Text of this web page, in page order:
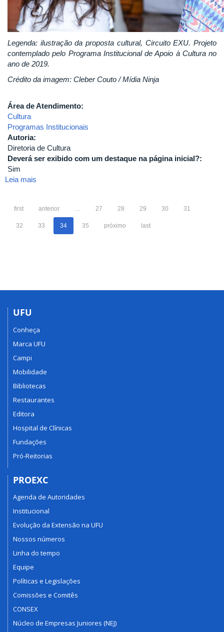
Legenda: ilustração da proposta cultural, Circuito EXU. Projeto
contemplado pelo Programa Institucional de Apoio à Cultura no
ano de 2019.
Crédito da imagem: Cleber Couto / Mídia Ninja
Área de Atendimento:
Cultura
Programas Institucionais
Autoria:
Diretoria de Cultura
Deverá ser exibido com um destaque na página inicial?:
Sim
Leia mais
1ª
etapa
first anterior … 27 28 29 30 31
32 33 34 35 próximo last
UFU
Conheça
Marca UFU
Campi
Mobilidade
Bibliotecas
Restaurantes
Editora
Hospital de Clínicas
Fundações
Pró-Reitorias
PROEXC
Agenda de Autoridades
Institucional
Evolução da Extensão na UFU
Nossos números
Linha do tempo
Equipe
Políticas e Legislações
Comissões e Comitês
CONSEX
Núcleo de Empresas Juniores (NEJ)